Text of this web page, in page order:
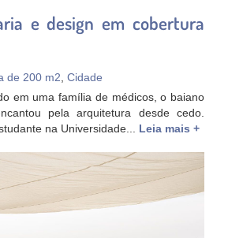
e design em cobertura
de 200 m2 Cidade
em uma família de médicos, o baiano
pela arquitetura desde cedo.
na Universidade... Leia mais +